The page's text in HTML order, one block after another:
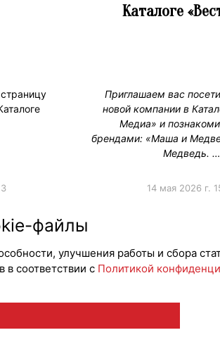
Каталоге
Приглашаем вас
новой компании в
Медиа» и
брендами: «Маша и
Медведь. …
14 мая 2026 г.
2009-2026 12+
файлы
улучшения работы и сбора
соответствии с Политикой